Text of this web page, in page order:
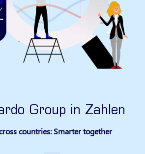
Group in Zahlen
countries: Smarter together